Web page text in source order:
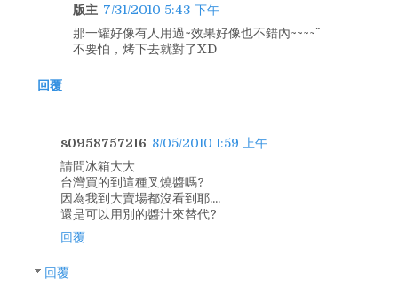
版主 7/31/2010 5:43 下午
那一罐好像有人用過~效果好像也不錯內~~~~^^
不要怕，烤下去就對了XD
回覆
s0958757216 8/05/2010 1:59 上午
請問冰箱大大
台灣買的到這種叉燒醬嗎?
因為我到大賣場都沒看到耶....
還是可以用別的醬汁來替代?
回覆
回覆